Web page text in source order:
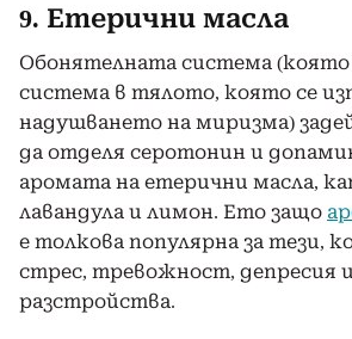
9. Етерични масла
Обонятелната система (която
система в тялото, която се
надушването на миризма)
да отделя серотонин и
аромата на етерични масла,
лавандула и лимон. Ето защо
е толкова популярна за тези,
стрес, тревожност, депресия
разстройства.